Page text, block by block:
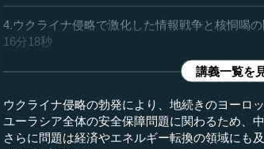
4.ウクライナ侵略で激化した情報戦争と核恫喝の
16分18秒
講義一覧を
ウクライナ侵略の勃発により、地続きのヨーロ
ユーラシア全体の安全保障問題に関わるため、
さらに問題は経済やエネルギー転換の領域にも